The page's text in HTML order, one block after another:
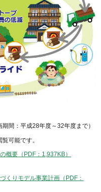
間：平成28年度～32年度まで）
可能です。
概要（PDF：1,937KB）
くりモデル事業計画（PDF：